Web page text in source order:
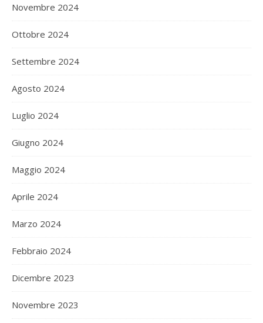
Novembre 2024
Ottobre 2024
Settembre 2024
Agosto 2024
Luglio 2024
Giugno 2024
Maggio 2024
Aprile 2024
Marzo 2024
Febbraio 2024
Dicembre 2023
Novembre 2023